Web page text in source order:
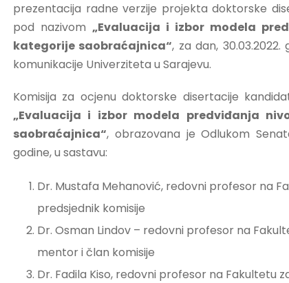
prezentacija radne verzije projekta doktorske
pod nazivom„Evaluacija i izbor modela
kategorije saobraćajnica“, za dan,
komunikacije Univerziteta u Sarajevu.
Komisija za ocjenu doktorske disertacije
„Evaluacija i izbor modela predviđanja
saobraćajnica“, obrazovana je Odlukom
godine, u sastavu:
Dr. Mustafa Mehanović, redovni profesor na
predsjednik komisije
Dr. Osman Lindov – redovni profesor na
mentor i član komisije
Dr. Fadila Kiso, redovni profesor na Fakultetu